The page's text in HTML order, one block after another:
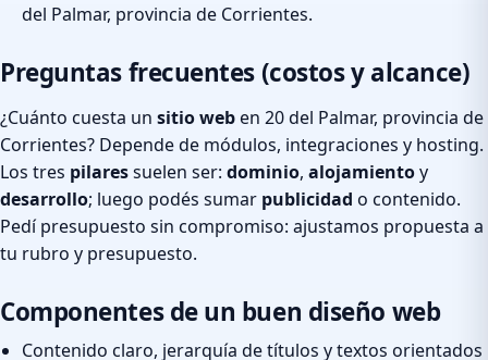
del Palmar, provincia de Corrientes.
Preguntas frecuentes (costos y alcance)
¿Cuánto cuesta un sitio weben 20 del Palmar, provincia de
Corrientes? Depende de módulos, integraciones y hosting.
Los tres pilaressuelen ser: dominio, alojamientoy
desarrollo; luego podés sumar publicidad o contenido.
Pedí presupuesto sin compromiso: ajustamos propuesta a
tu rubro y presupuesto.
Componentes de un buen diseño web
Contenido claro, jerarquía de títulos y textos orientados